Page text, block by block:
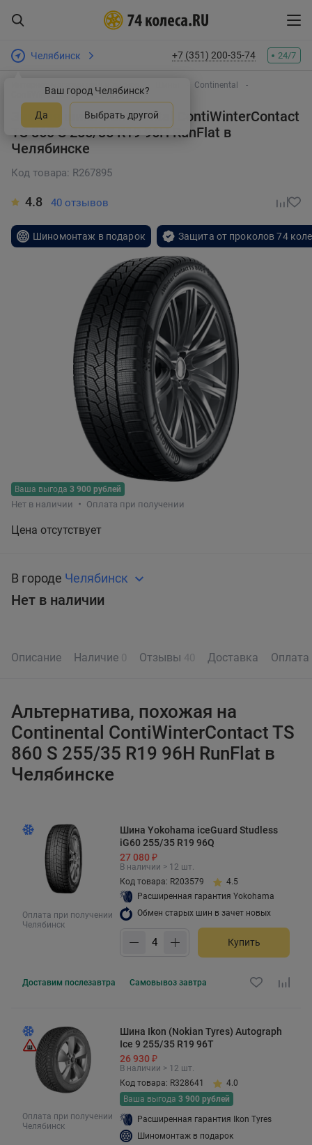
Челябинск
Ваш город Челябинск?
Да Выбрать другой
+7 (351) 200-35-74 24/7
Интернет-магазин шин и дисков
Continental
ContiWinterContact TS 860 S
Зимняя шина Continental ContiWinterContact
TS 860 S 255/35 R19 96H RunFlat в
Челябинске
Код товара: R267895
4.8 40 отзывов
Шиномонтаж в подарок Защита от проколов 74
Ваша выгода 3 900 рублей
Нет в наличии Оплата при получении
Цена отсутствует
В городе Челябинск
Нет в наличии
Описание Наличие 0 Отзывы 40 Доставка Оплата
Альтернатива, похожая на
Continental ContiWinterContact TS
860 S 255/35 R19 96H RunFlat в
Челябинске
Оплата при получении
Челябинск
Шина Yokohama iceGuard Studless
iG60 255/35 R19 96Q
27 080 ₽
В наличии > 12 шт.
Код товара: R203579
4.5
Расширенная гарантия Yokohama
Обмен старых шин в зачет новых
Купить
Доставим послезавтра Самовывоз завтра
Оплата при получении
Челябинск
Шина Ikon (Nokian Tyres) Autograph
Ice 9 255/35 R19 96T
26 930 ₽
В наличии > 12 шт.
Код товара: R328641
4.0
Ваша выгода 3 900 рублей
Расширенная гарантия Ikon Tyres
Шиномонтаж в подарок